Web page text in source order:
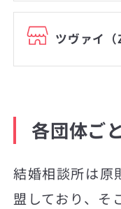
ツヴァイ（
各団体ご
結婚相談所は原
盟しており、そ